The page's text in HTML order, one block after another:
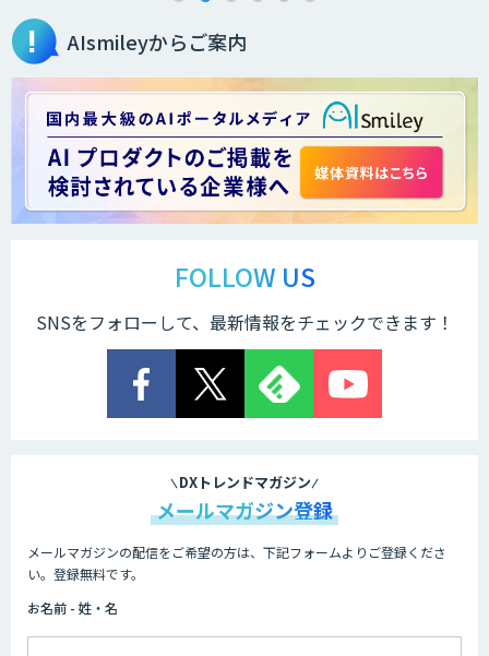
2層ナレッジ×AIで顧客コミュニケーシ
＜Dify活用＞AIエージェントDRIVE
ジェント開発
Explaza 生成AI Partner｜AIエージェン
「業務AIプロ」
AIsmileyからご案内
FOLLOW US
SNSをフォローして、最新情報をチェックできます！
DXトレンドマガジン
メールマガジン登録
メールマガジンの配信をご希望の方は、下記フォームよりご登録くださ
い。登録無料です。
お名前 - 姓・名